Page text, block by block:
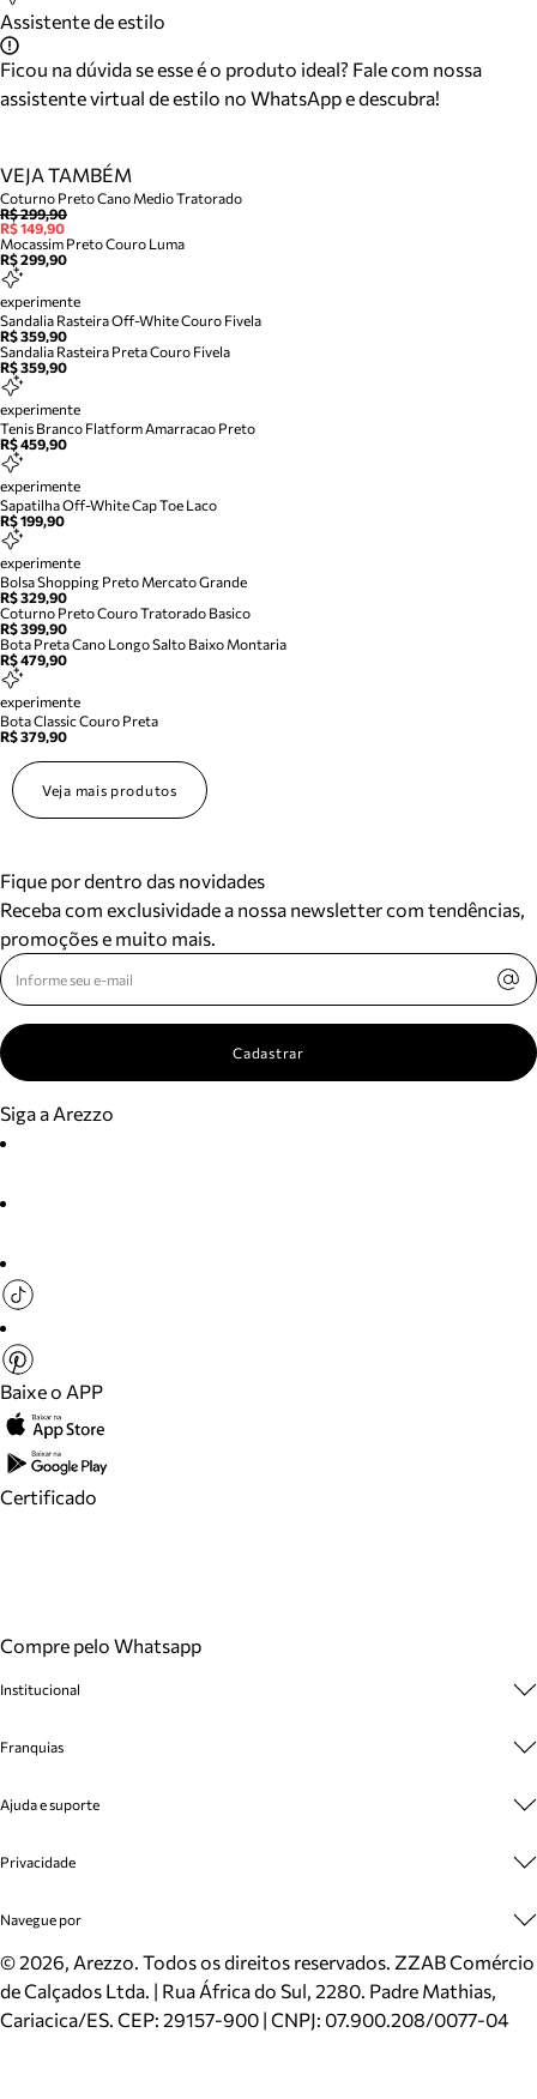
Assistente de estilo
Ficou na dúvida se esse é o produto ideal? Fale com nossa
assistente virtual de estilo no WhatsApp e descubra!
VEJA TAMBÉM
Coturno Preto Cano Medio Tratorado
R$ 299,90
R$ 149,90
Mocassim Preto Couro Luma
R$ 299,90
experimente
Sandalia Rasteira Off-White Couro Fivela
R$ 359,90
Sandalia Rasteira Preta Couro Fivela
R$ 359,90
experimente
Tenis Branco Flatform Amarracao Preto
R$ 459,90
experimente
Sapatilha Off-White Cap Toe Laco
R$ 199,90
experimente
Bolsa Shopping Preto Mercato Grande
R$ 329,90
Coturno Preto Couro Tratorado Basico
R$ 399,90
Bota Preta Cano Longo Salto Baixo Montaria
R$ 479,90
experimente
Bota Classic Couro Preta
R$ 379,90
Veja mais produtos
Fique por dentro das novidades
Receba com exclusividade a nossa newsletter com tendências,
promoções e muito mais.
Cadastrar
Siga a Arezzo
Baixe o APP
Certificado
Compre pelo Whatsapp
Institucional
Cashback
Venda Corporativa
Mapa do Site
Inverno
Mundo Arezzo
Franquias
Plano de Negócio
Ajuda e suporte
Cadastro
Meus Pedidos
Trocas e Devoluções
Cartão Presente
Localizador de lojas
Privacidade
Politica e Privacidade
Navegue por
Sapatos
Bolsas
Scarpins
©2026, Arezzo. Todos os direitos reservados. ZZAB Comércio
de Calçados Ltda. | Rua África do Sul, 2280. Padre Mathias,
Cariacica/ES. CEP: 29157-900 | CNPJ: 07.900.208/0077-04